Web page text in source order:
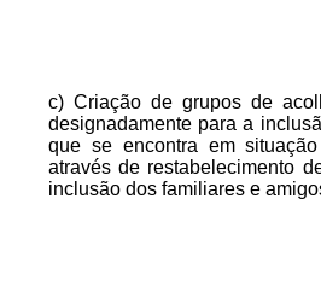
c) Criação de grupos de
designadamente para a
que se encontra em
através de restabelecimento
inclusão dos familiares e